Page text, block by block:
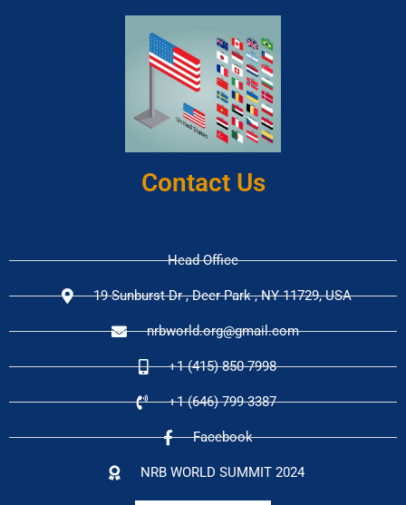
Contact Us
Head Office
19 Sunburst Dr , Deer Park , NY 11729, USA
nrbworld.org@gmail.com
+1 (415) 850-7998
+1 (646) 799-3387
Facebook
NRB WORLD SUMMIT 2024